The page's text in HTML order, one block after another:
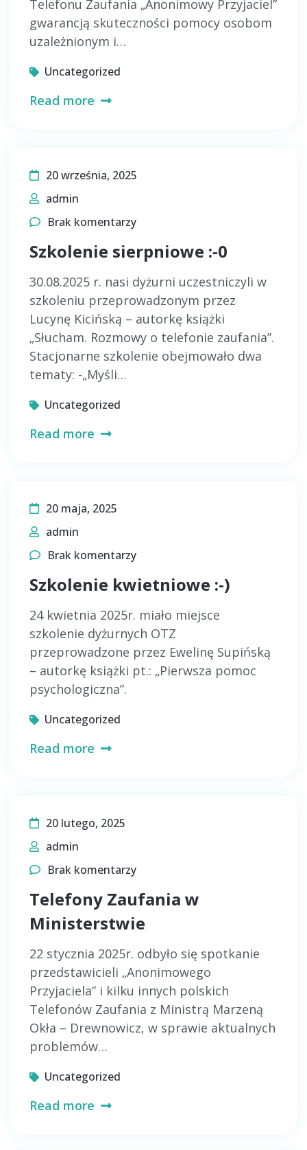
Telefonu Zaufania „Anonimowy Przyjaciel”
gwarancją skuteczności pomocy osobom
uzależnionym i…
Uncategorized
Read more
20 września, 2025
admin
Brak komentarzy
Szkolenie sierpniowe :-0
30.08.2025 r. nasi dyżurni uczestniczyli w
szkoleniu przeprowadzonym przez
Lucynę Kicińską – autorkę książki
„Słucham. Rozmowy o telefonie zaufania”.
Stacjonarne szkolenie obejmowało dwa
tematy: -„Myśli…
Uncategorized
Read more
20 maja, 2025
admin
Brak komentarzy
Szkolenie kwietniowe :-)
24 kwietnia 2025r. miało miejsce
szkolenie dyżurnych OTZ
przeprowadzone przez Ewelinę Supińską
– autorkę książki pt.: „Pierwsza pomoc
psychologiczna”.
Uncategorized
Read more
20 lutego, 2025
admin
Brak komentarzy
Telefony Zaufania w
Ministerstwie
22 stycznia 2025r. odbyło się spotkanie
przedstawicieli „Anonimowego
Przyjaciela” i kilku innych polskich
Telefonów Zaufania z Ministrą Marzeną
Okła – Drewnowicz, w sprawie aktualnych
problemów…
Uncategorized
Read more